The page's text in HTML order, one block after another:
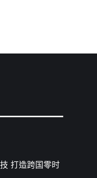
打造跨国零时